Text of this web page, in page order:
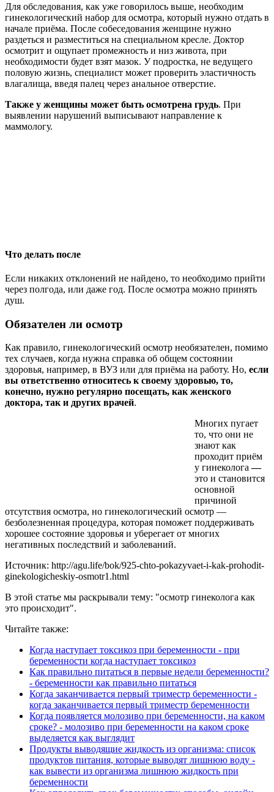
Для обследования, как уже говорилось выше, необходим
гинекологический набор для осмотра, который нужно отдать в
начале приёма. После собеседования женщине нужно
раздеться и разместиться на специальном кресле. Доктор
осмотрит и ощупает промежность и низ живота, при
необходимости будет взят мазок. У подростка, не ведущего
половую жизнь, специалист может проверить эластичность
влагалища, введя палец через анальное отверстие.
Также у женщины может быть осмотрена грудь. При
выявлении нарушений выписывают направление к
маммологу.
Что делать после
Если никаких отклонений не найдено, то необходимо прийти
через полгода, или даже год. После осмотра можно принять
душ.
Обязателен ли осмотр
Как правило, гинекологический осмотр необязателен, помимо
тех случаев, когда нужна справка об общем состоянии
здоровья, например, в ВУЗ или для приёма на работу. Но, если
вы ответственно относитесь к своему здоровью, то,
конечно, нужно регулярно посещать, как женского
доктора, так и других врачей.
Многих пугает
то, что они не
знают как
проходит приём
у гинеколога—
это и становится
основной
причиной
отсутствия осмотра, но гинекологический осмотр —
безболезненная процедура, которая поможет поддерживать
хорошее состояние здоровья и уберегает от многих
негативных последствий и заболеваний.
Источник: http://agu.life/bok/925-chto-pokazyvaet-i-kak-prohodit-
ginekologicheskiy-osmotr1.html
В этой статье мы раскрывали тему: "осмотр гинеколога как
это происходит".
Читайте также:
Когда наступает токсикоз при беременности - при
беременности когда наступает токсикоз
Как правильно питаться в первые недели беременности?
- беременности как правильно питаться
Когда заканчивается первый триместр беременности -
когда заканчивается первый триместр беременности
Когда появляется молозиво при беременности, на каком
сроке? - молозиво при беременности на каком сроке
выделяется как выглядит
Продукты выводящие жидкость из организма: список
продуктов питания, которые выводят лишнюю воду -
как вывести из организма лишнюю жидкость при
беременности